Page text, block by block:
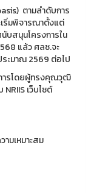
ตามลำดับการ
เริ่มพิจารณาตั้งแต่
บสนุนโครงการใน
แล้ว ศลช.จะ
ะมาณ 2569 ต่อไป
การโดยผู้ทรงคุณวุฒิ
เว็บไซต์
มเหมาะสม